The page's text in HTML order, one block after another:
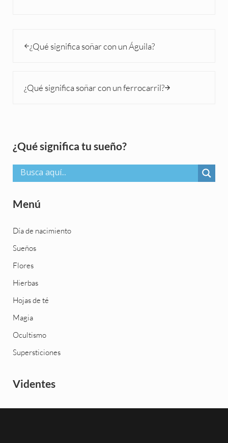
¿Qué significa soñar con un Águila?
¿Qué significa soñar con un ferrocarril?
Sidebar
¿Qué significa tu sueño?
Menú
Día de nacimiento
Sueños
Flores
Hierbas
Hojas de té
Magia
Ocultismo
Supersticiones
Videntes